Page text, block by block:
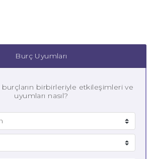
Burç Uyumları
burçların birbirleriyle etkileşimleri ve
uyumları nasıl?